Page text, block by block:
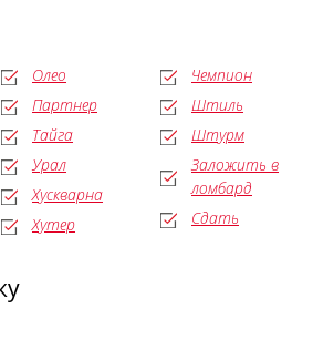
Олео
Партнер
Тайга
Урал
Хускварна
Хутер
Чемпион
Штиль
Штурм
Заложить в
ломбард
Сдать